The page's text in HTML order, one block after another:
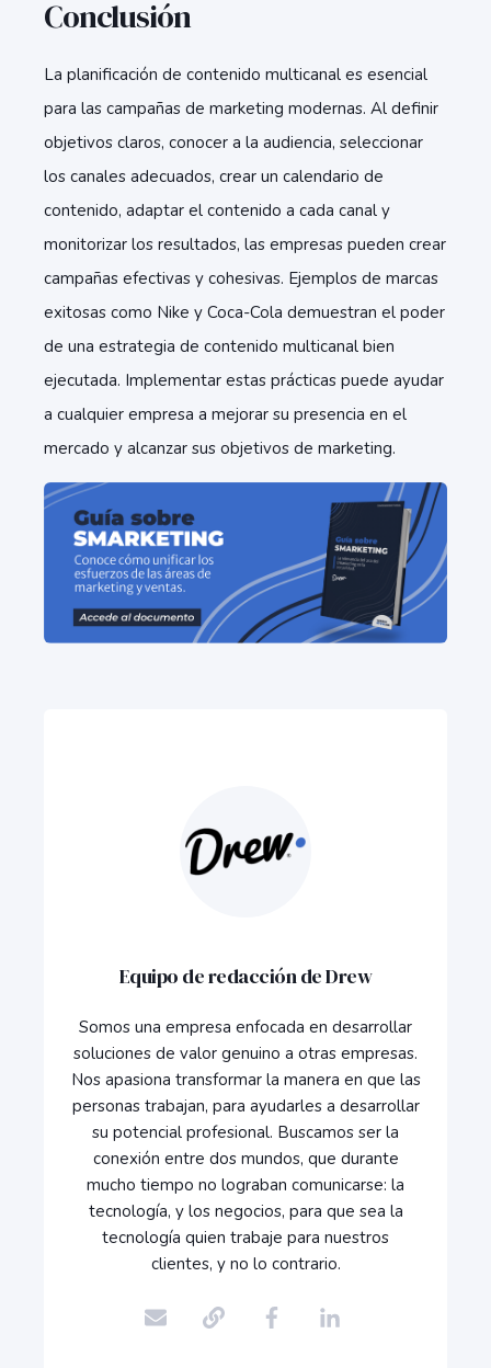
Conclusión
La planificación de contenido multicanal es esencial
para las campañas de marketing modernas. Al definir
objetivos claros, conocer a la audiencia, seleccionar
los canales adecuados, crear un calendario de
contenido, adaptar el contenido a cada canal y
monitorizar los resultados, las empresas pueden crear
campañas efectivas y cohesivas. Ejemplos de marcas
exitosas como Nike y Coca-Cola demuestran el poder
de una estrategia de contenido multicanal bien
ejecutada. Implementar estas prácticas puede ayudar
a cualquier empresa a mejorar su presencia en el
mercado y alcanzar sus objetivos de marketing.
Equipo de redacción de Drew
Somos una empresa enfocada en desarrollar
soluciones de valor genuino a otras empresas.
Nos apasiona transformar la manera en que las
personas trabajan, para ayudarles a desarrollar
su potencial profesional. Buscamos ser la
conexión entre dos mundos, que durante
mucho tiempo no lograban comunicarse: la
tecnología, y los negocios, para que sea la
tecnología quien trabaje para nuestros
clientes, y no lo contrario.